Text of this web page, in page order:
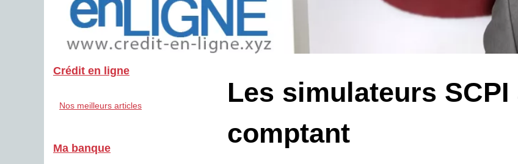
Les simulateurs
comptant
Crédit en ligne
Nos meilleurs articles
Ma banque